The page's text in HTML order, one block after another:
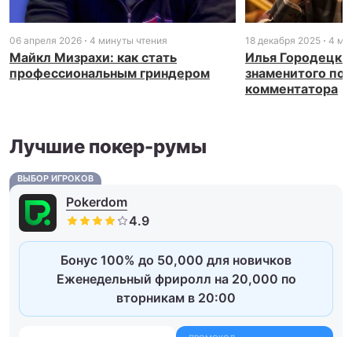
06 апреля 2026 4 минуты чтения
Майкл Мизрахи: как стать
профессиональным гриндером
18 декабря 2025 4
Илья
знаменитого
комментатора
Лучшие покер-румы
ВЫБОР ИГРОКОВ
Pokerdom
Бонус 100% до 50,000 для новичков
Еженедельный фриролл на 20,000 по
вторникам в 20:00